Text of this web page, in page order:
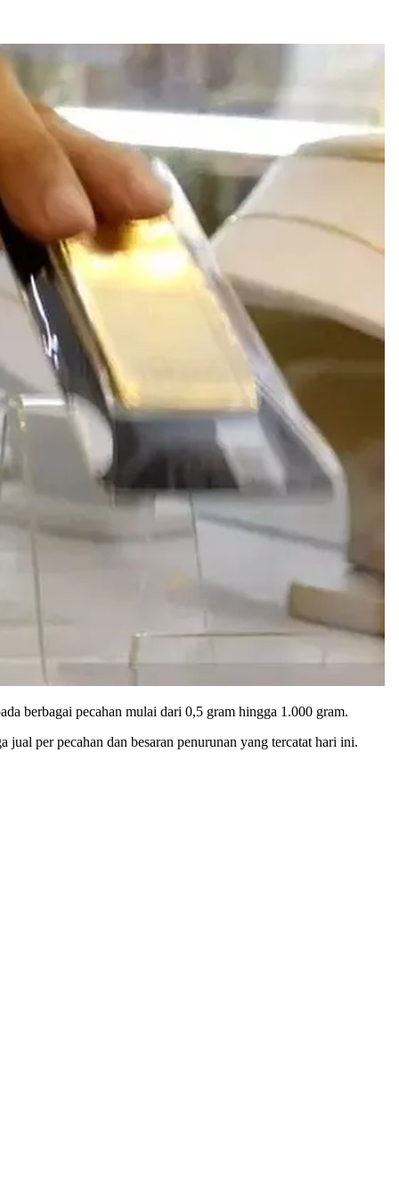
berbagai pecahan mulai dari 0,5 gram hingga 1.000 gram.
per pecahan dan besaran penurunan yang tercatat hari ini.